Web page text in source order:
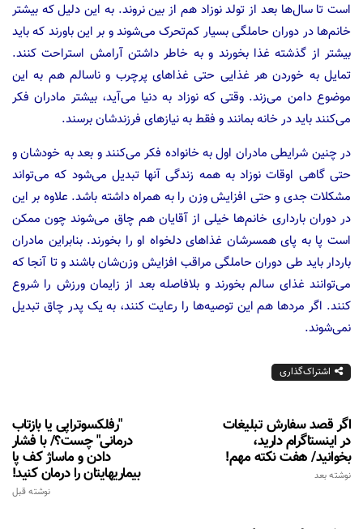
است تا سال‌ها بعد از تولد نوزاد هم از بین نروند. به این دلیل که بیشتر
خانم‌ها در دوران حاملگی بسیار کم‌تحرک می‌شوند و بر این باورند که باید
بیشتر از گذشته غذا بخورند و به خاطر داشتن آرامش استراحت کنند.
تمایل به خوردن هر غذایی حتی غذاهای پرچرب و ناسالم هم به این
موضوع دامن می‌زند. وقتی که نوزاد به دنیا می‌آید، بیشتر مادران فکر
می‌کنند باید در خانه بمانند و فقط به نیازهای فرزندشان برسند.
در چنین شرایطی مادران اول به خانواده فکر می‌کنند و بعد به خودشان و
حتی گاهی اوقات نوزاد به همه زندگی آنها تبدیل می‌شود که می‌تواند
مشکلات جدی و حتی افزایش وزن را به همراه داشته باشد. علاوه بر این
در دوران بارداری خانم‌ها خیلی از آقایان هم چاق می‌شوند چون ممکن
است پا به پای همسرشان غذاهای دلخواه او را بخورند. بنابراین مادران
باردار باید طی دوران حاملگی مراقب افزایش وزن‌شان باشند و تا آنجا که
می‌توانند غذای سالم بخورند و بلافاصله بعد از زایمان ورزش را شروع
کنند. اگر مردها هم این توصیه‌ها را رعایت کنند، به یک پدر چاق تبدیل
نمی‌شوند.
اشتراک‌گذاری
"رفلکسوتراپی یا بازتاب
درمانی" چست؟/ با فشار
دادن و ماساژ کف پا
بیماریهایتان را درمان کنید!
نوشته قبل
اگر قصد سفارش تبلیغات
در اینستاگرام دارید،
بخوانید/ هفت نکته مهم!
نوشته بعد